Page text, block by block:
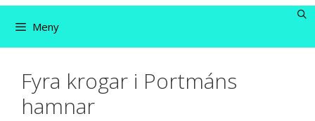
Meny
Fyra krogar i Portmáns
hamnar